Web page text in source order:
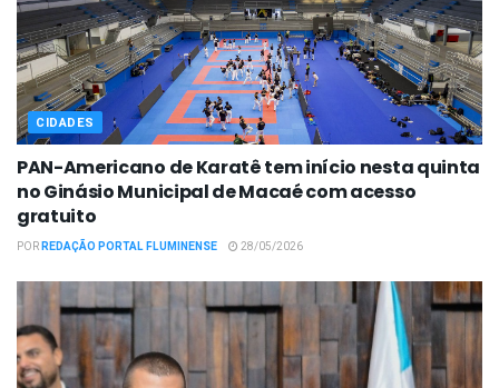
CIDADES
PAN-Americano de Karatê tem início nesta quinta
no Ginásio Municipal de Macaé com acesso
gratuito
PORREDAÇÃO PORTAL FLUMINENSE 28/05/2026